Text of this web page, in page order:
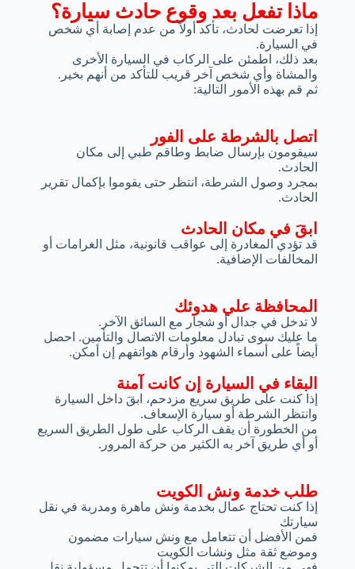
ماذا تفعل بعد وقوع حادث سيارة؟
إذا تعرضت لحادث، تأكد أولاً من عدم إصابة أي شخص
في السيارة.
بعد ذلك، اطمئن على الركاب في السيارة الأخرى
والمشاة وأي شخص آخر قريب للتأكد من أنهم بخير.
ثم قم بهذه الأمور التالية:
ابقَ في مكان الحادث
قد تؤدي المغادرة إلى عواقب قانونية، مثل الغرامات أو
المخالفات الإضافية.
اتصل بالشرطة على الفور
سيقومون بإرسال ضابط وطاقم طبي إلى مكان
الحادث.
بمجرد وصول الشرطة، انتظر حتى يقوموا بإكمال تقرير
الحادث.
البقاء في السيارة إن كانت آمنة
إذا كنت على طريق سريع مزدحم، ابقَ داخل السيارة
وانتظر الشرطة أو سيارة الإسعاف.
من الخطورة أن يقف الركاب على طول الطريق السريع
أو أي طريق آخر به الكثير من حركة المرور.
المحافظة علي هدوئك
لا تدخل في جدال أو شجار مع السائق الآخر.
ما عليك سوى تبادل معلومات الاتصال والتأمين. احصل
أيضاً على أسماء الشهود وأرقام هواتفهم إن أمكن.
طلب خدمة ونش الكويت
إذا كنت تحتاج عمال بخدمة ونش ماهرة ومدربة في نقل
سيارتك
فمن الأفضل أن تتعامل مع ونش سيارات مضمون
وموضع ثقة مثل ونشات الكويت